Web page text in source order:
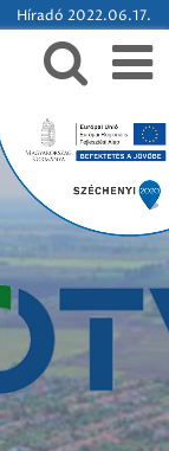
Híradó 2022.06.17.